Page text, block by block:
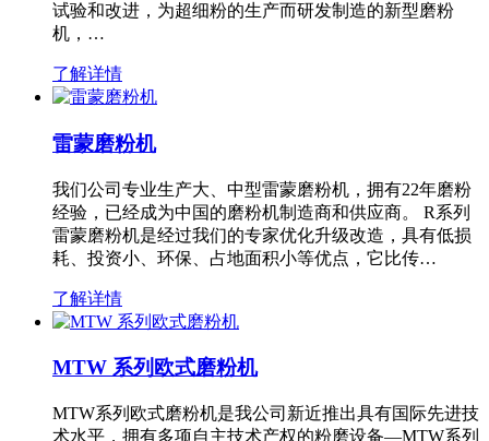
试验和改进，为超细粉的生产而研发制造的新型磨粉
机，…
了解详情
雷蒙磨粉机
我们公司专业生产大、中型雷蒙磨粉机，拥有22年磨粉
经验，已经成为中国的磨粉机制造商和供应商。 R系列
雷蒙磨粉机是经过我们的专家优化升级改造，具有低损
耗、投资小、环保、占地面积小等优点，它比传…
了解详情
MTW 系列欧式磨粉机
MTW系列欧式磨粉机是我公司新近推出具有国际先进技
术水平，拥有多项自主技术产权的粉磨设备—MTW系列